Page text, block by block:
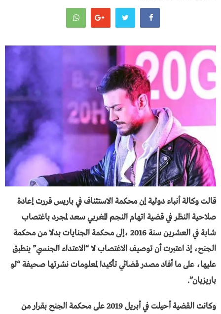
قالت وكالة أنباء دولية إن محكمة الاستئناف في باريس قررت إعادة
صلاحية النظر في قضية اتهام النجم المغربي سعد لمجرد باغتصاب
شابة في العشرين سنة 2016 ،إلى محكمة الجنايات بدلا من محكمة
الجنح، إذ اعتبرت أن توصيف الاغتصاب لا “الاعتداء الجنسي” ينطبق
عليها، على ما أفاد مصدر قضائي تأكيدا لمعلومات نشرتها صحيفة “لو
باريزيان”.
وكانت القضية أحيلت في أبريل 2019 على محكمة الجنح بقرار من